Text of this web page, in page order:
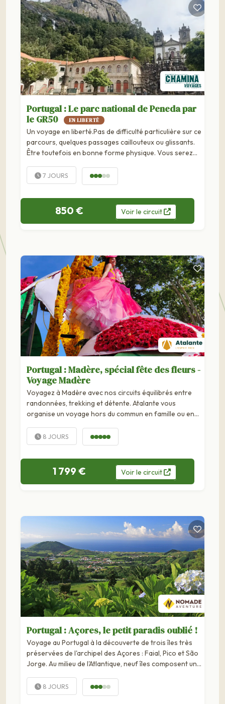
Portugal : Le parc national de Peneda par
le GR50
EN LIBERTÉ
Un voyage en liberté.Pas de difficulté particulière sur ce
parcours, quelques passages caillouteux ou glissants.
Être toutefois en bonne forme physique. Vous serez
7 JOURS
850 € Voirle circuit
Portugal : Madère, spécial fête des fleurs -
Voyage Madère
Voyagez à Madère avec nos circuits équilibrés entre
randonnées, trekking et détente. Atalante vous
organise un voyage hors du commun en famille ou en
aux couleurs, laissez vous charmer par ce voyage aux
mille et une fleurs à travers des treks faciles et...
8 JOURS
1 799 € Voirle circuit
Portugal : Açores, le petit paradis oublié !
Voyage au Portugal à la découverte de trois îles très
préservées de l'archipel des Açores : Faial, Pico et São
Jorge. Au milieu de l'Atlantique, neuf îles composent un
incontournable des navigateurs, il est surtout connu...
8 JOURS